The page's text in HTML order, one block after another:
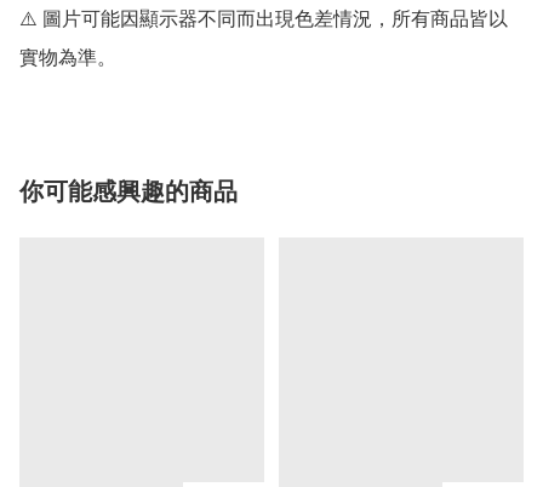
⚠️ 圖片可能因顯示器不同而出現色差情況，所有商品皆以
實物為準。
你可能感興趣的商品